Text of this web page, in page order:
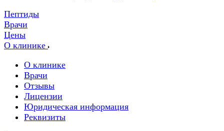
Пептиды
Врачи
Цены
О клинике
О клинике
Врачи
Отзывы
Лицензии
Юридическая информация
Реквизиты